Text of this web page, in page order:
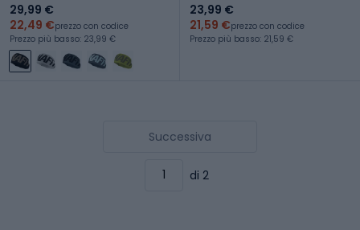
29,99 €
22,49 €prezzo con codice
Prezzo più basso: 23,99 €
23,99 €
21,59 €prezzo con codice
Prezzo più basso: 21,59 €
Successiva
di 2